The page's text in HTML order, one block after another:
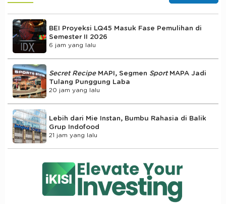
BEI Proyeksi LQ45 Masuk Fase Pemulihan di
Semester II 2026
6 jam yang lalu
Secret RecipeMAPI, Segmen Sport MAPA Jadi
Tulang Punggung Laba
20 jam yang lalu
Lebih dari Mie Instan, Bumbu Rahasia di Balik
Grup Indofood
21 jam yang lalu